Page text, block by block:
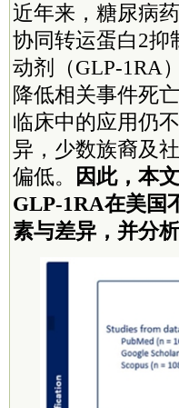
近年来，糖尿病
协同转运蛋白2抑
动剂（GLP-1RA
降低相关事件死
临床中的应用仍
异，少数族裔及
偏低。
因此，本
GLP-1RA在美国
素与差异，并分